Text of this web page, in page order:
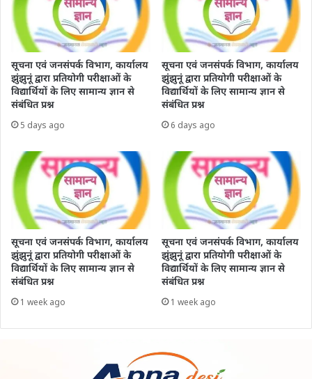
सूचना एवं जनसंपर्क विभाग, कार्यालय
झुंझुनूं द्वारा प्रतियोगी परीक्षाओं के
विद्यार्थियों के लिए सामान्य ज्ञान से
संबंधित प्रश्न
5 days ago
सूचना एवं जनसंपर्क विभाग, कार्यालय
झुंझुनूं द्वारा प्रतियोगी परीक्षाओं के
विद्यार्थियों के लिए सामान्य ज्ञान से
संबंधित प्रश्न
6 days ago
सूचना एवं जनसंपर्क विभाग, कार्यालय
झुंझुनूं द्वारा प्रतियोगी परीक्षाओं के
विद्यार्थियों के लिए सामान्य ज्ञान से
संबंधित प्रश्न
1 week ago
सूचना एवं जनसंपर्क विभाग, कार्यालय
झुंझुनूं द्वारा प्रतियोगी परीक्षाओं के
विद्यार्थियों के लिए सामान्य ज्ञान से
संबंधित प्रश्न
1 week ago